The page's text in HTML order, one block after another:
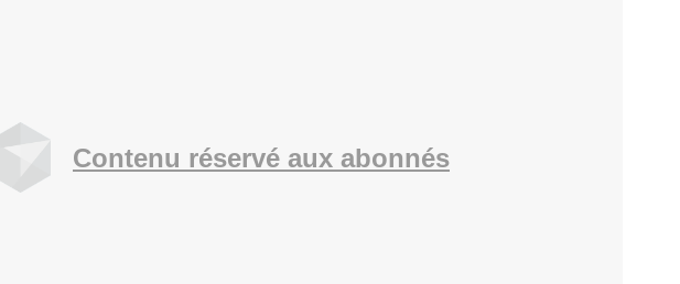
Contenu réservé aux abonnés